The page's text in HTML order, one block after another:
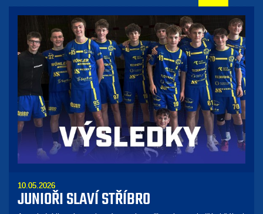
10.05.2026
JUNIOŘI SLAVÍ STŘÍBRO